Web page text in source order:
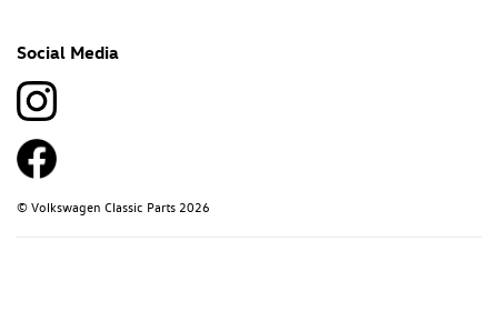
Social Media
© Volkswagen Classic Parts 2026